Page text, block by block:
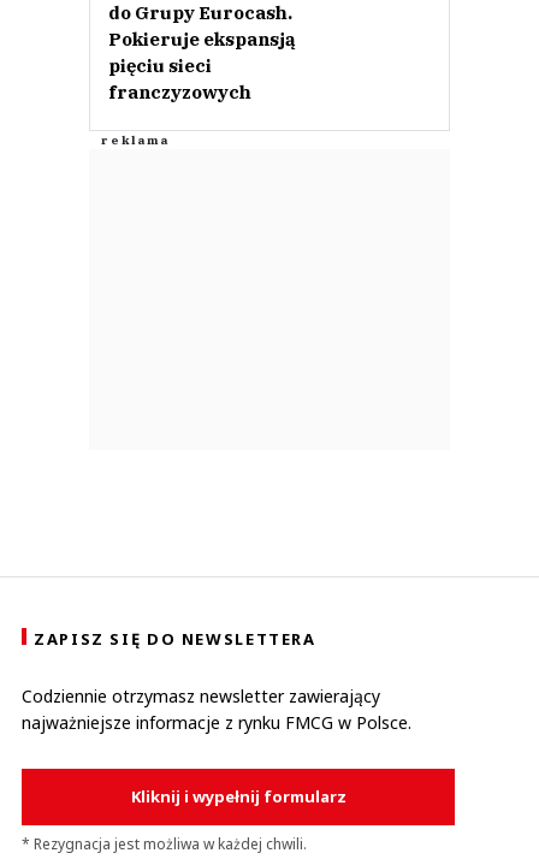
do Grupy Eurocash.
Pokieruje ekspansją
pięciu sieci
franczyzowych
ZAPISZ SIĘ DO NEWSLETTERA
Codziennie otrzymasz newsletter zawierający
najważniejsze informacje z rynku FMCG w Polsce.
Kliknij i wypełnij formularz
* Rezygnacja jest możliwa w każdej chwili.